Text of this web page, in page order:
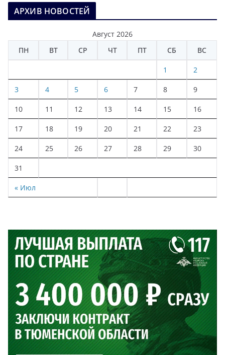
АРХИВ НОВОСТЕЙ
Август 2026
ПН
ВТ СР ЧТ ПТ СБ ВС
« Июл
1 2
3 4 5 6 7 8 9
10 11 12 13 14 15 16
17 18 19 20 21 22 23
24 25 26 27 28 29 30
31